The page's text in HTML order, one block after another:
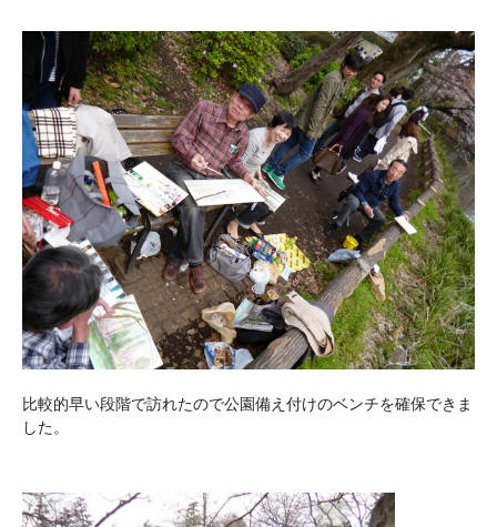
比較的早い段階で訪れたので公園備え付けのベンチを確保できま
した。